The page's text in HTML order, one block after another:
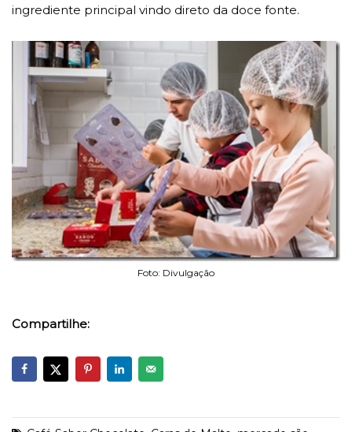
ingrediente principal vindo direto da doce fonte.
Foto: Divulgação
Compartilhe: